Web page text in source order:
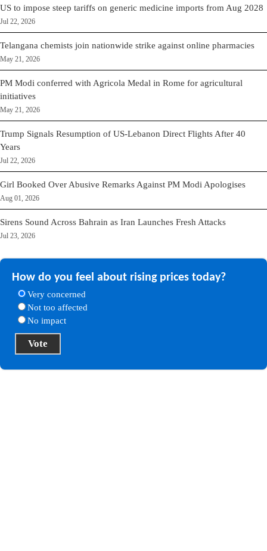
US to impose steep tariffs on generic medicine imports from Aug 2028
Jul 22, 2026
Telangana chemists join nationwide strike against online pharmacies
May 21, 2026
PM Modi conferred with Agricola Medal in Rome for agricultural
initiatives
May 21, 2026
Trump Signals Resumption of US-Lebanon Direct Flights After 40
Years
Jul 22, 2026
Girl Booked Over Abusive Remarks Against PM Modi Apologises
Aug 01, 2026
Sirens Sound Across Bahrain as Iran Launches Fresh Attacks
Jul 23, 2026
How do you feel about rising prices today?
Very concerned
Not too affected
No impact